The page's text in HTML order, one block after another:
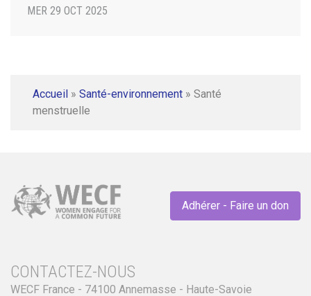
MER 29 OCT 2025
Accueil » Santé-environnement » Santé
menstruelle
Adhérer - Faire un don
CONTACTEZ-NOUS
WECF France - 74100 Annemasse - Haute-Savoie